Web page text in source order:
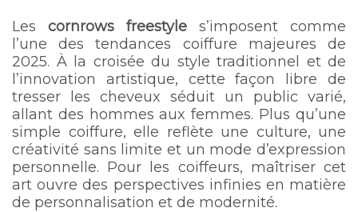
Les cornrows freestyle s’imposent comme
l’une des tendances coiffure majeures de
2025. À la croisée du style traditionnel et de
l’innovation artistique, cette façon libre de
tresser les cheveux séduit un public varié,
allant des hommes aux femmes. Plus qu’une
simple coiffure, elle reflète une culture, une
créativité sans limite et un mode d’expression
personnelle. Pour les coiffeurs, maîtriser cet
art ouvre des perspectives infinies en matière
de personnalisation et de modernité.